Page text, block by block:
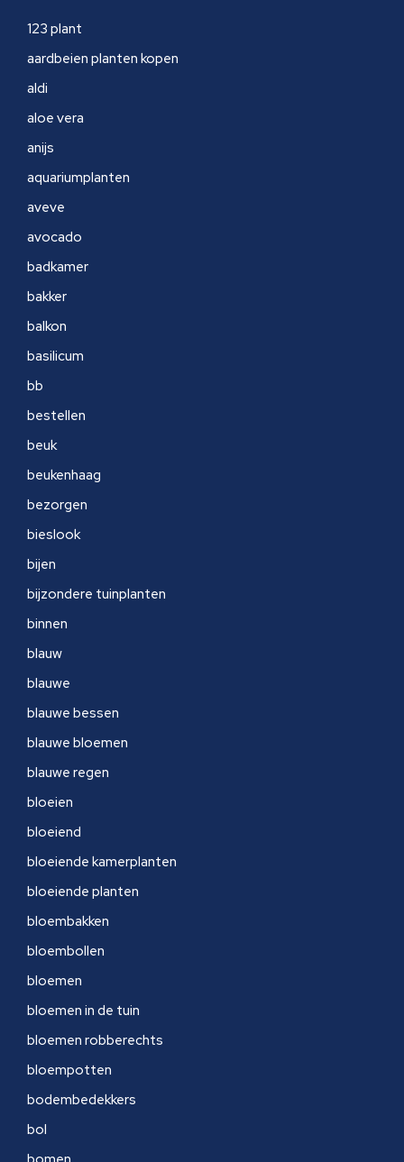
123 plant
aardbeien planten kopen
aldi
aloe vera
anijs
aquariumplanten
aveve
avocado
badkamer
bakker
balkon
basilicum
bb
bestellen
beuk
beukenhaag
bezorgen
bieslook
bijen
bijzondere tuinplanten
binnen
blauw
blauwe
blauwe bessen
blauwe bloemen
blauwe regen
bloeien
bloeiend
bloeiende kamerplanten
bloeiende planten
bloembakken
bloembollen
bloemen
bloemen in de tuin
bloemen robberechts
bloempotten
bodembedekkers
bol